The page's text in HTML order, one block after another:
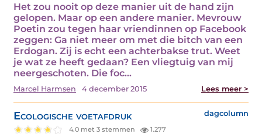
Het zou nooit op deze manier uit de hand zijn
gelopen. Maar op een andere manier. Mevrouw
Poetin zou tegen haar vriendinnen op Facebook
zeggen: Ga niet meer om met die bitch van een
Erdogan. Zij is echt een achterbakse trut. Weet
je wat ze heeft gedaan? Een vliegtuig van mij
neergeschoten. Die foc...
Marcel Harmsen 4 december 2015 Lees meer >
Ecologische voetafdruk dagcolumn
4.0 met 3 stemmen 1.277